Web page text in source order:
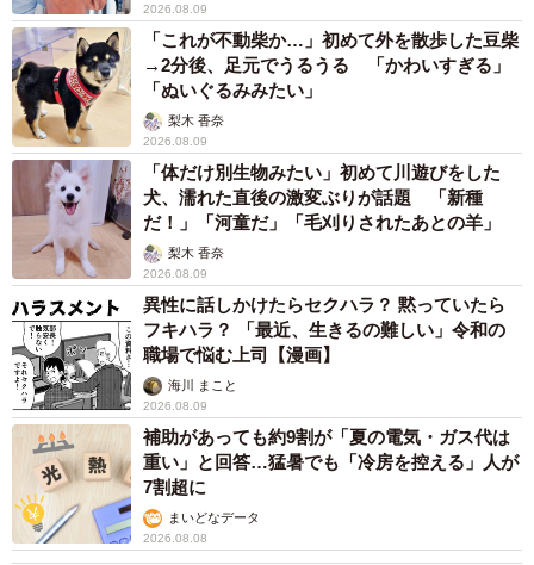
2026.08.09
「これが不動柴か…」初めて外を散歩した豆柴
→2分後、足元でうるうる 「かわいすぎる」
「ぬいぐるみみたい」
梨木 香奈
2026.08.09
「体だけ別生物みたい」初めて川遊びをした
犬、濡れた直後の激変ぶりが話題 「新種
だ！」「河童だ」「毛刈りされたあとの羊」
梨木 香奈
2026.08.09
異性に話しかけたらセクハラ？ 黙っていたら
フキハラ？ 「最近、生きるの難しい」令和の
職場で悩む上司【漫画】
海川 まこと
2026.08.09
補助があっても約9割が「夏の電気・ガス代は
重い」と回答…猛暑でも「冷房を控える」人が
7割超に
まいどなデータ
2026.08.08